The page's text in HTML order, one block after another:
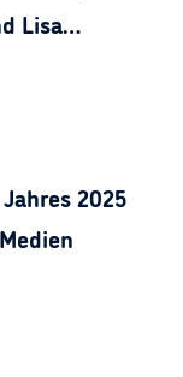
Lisa
2025